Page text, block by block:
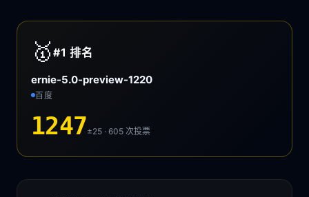
🥇 #1排名
ernie-5.0-preview-1220
百度
1247±25 · 605次投票